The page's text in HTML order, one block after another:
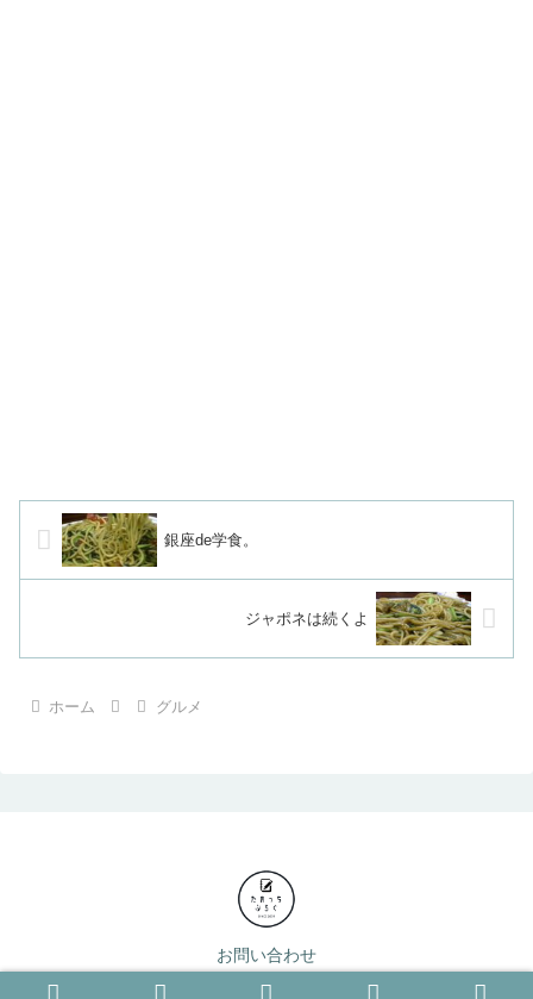
銀座de学食。
ジャポネは続くよ
ホーム グルメ
お問い合わせ